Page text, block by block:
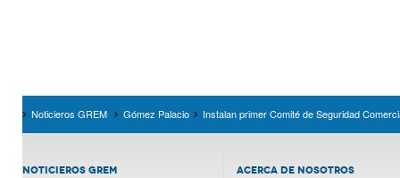
Noticieros GREM Gómez Palacio Instalan primer Comité de Seguridad
NOTICIEROS GREM ACERCA DE NOSOTROS